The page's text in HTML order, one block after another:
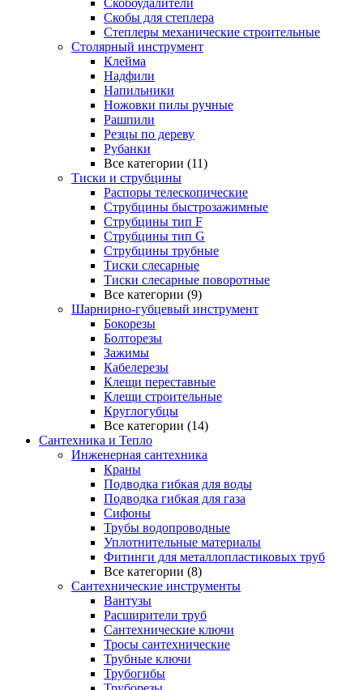
Скобоудалители
Скобы для степлера
Степлеры механические строительные
Столярный инструмент
Клейма
Надфили
Напильники
Ножовки пилы ручные
Рашпили
Резцы по дереву
Рубанки
Все категории (11)
Тиски и струбцины
Распоры телескопические
Струбцины быстрозажимные
Струбцины тип F
Струбцины тип G
Струбцины трубные
Тиски слесарные
Тиски слесарные поворотные
Все категории (9)
Шарнирно-губцевый инструмент
Бокорезы
Болторезы
Зажимы
Кабелерезы
Клещи переставные
Клещи строительные
Круглогубцы
Все категории (14)
Сантехника и Тепло
Инженерная сантехника
Краны
Подводка гибкая для воды
Подводка гибкая для газа
Сифоны
Трубы водопроводные
Уплотнительные материалы
Фитинги для металлопластиковых труб
Все категории (8)
Сантехнические инструменты
Вантузы
Расширители труб
Сантехнические ключи
Тросы сантехнические
Трубные ключи
Трубогибы